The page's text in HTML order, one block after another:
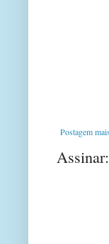
Postagem
Assinar: